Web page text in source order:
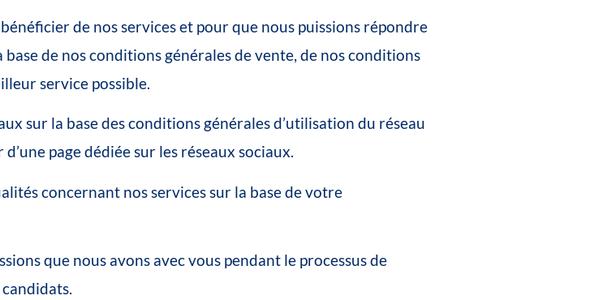
bénéficierde nosserviceset pourque nous puissions répondre
basede nosconditions généralesdevente, de nosconditions
service possible.
sur la basedesconditions généralesd’utilisation du réseau
d’une pagedédiéesur les réseaux sociaux.
concernant nosservicessur la basedevotre
que nous avons avecvous pendant le processusde
candidats.